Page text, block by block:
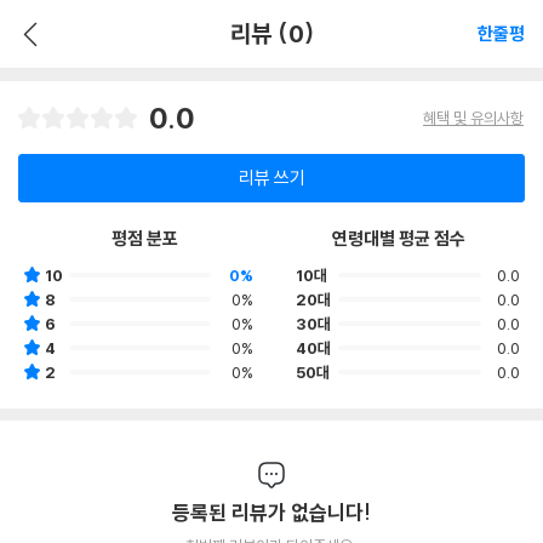
리뷰 (0) 한줄평
0.0 혜택 및 유의사항
리뷰 쓰기
평점 분포
10
0%
8
0%
6
0%
4
0%
2
0%
연령대별 평균 점수
10대
0.0
20대
0.0
30대
0.0
40대
0.0
50대
0.0
등록된 리뷰가 없습니다!